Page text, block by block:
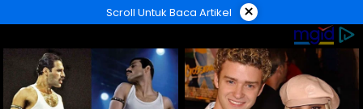
ke
Scroll Untuk Baca Artikel ×